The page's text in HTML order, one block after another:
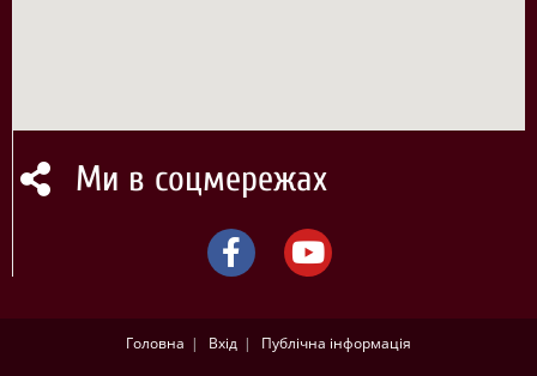
Ми в соцмережах
Головна Вхід Публічна інформація